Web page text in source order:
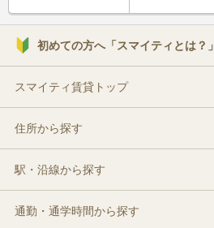
初めての方へ「スマイティとは？」
スマイティ賃貸トップ
住所から探す
駅・沿線から探す
通勤・通学時間から探す